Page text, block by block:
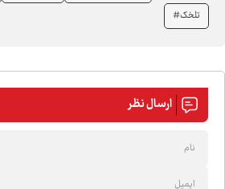
تلخک#
ارسال نظر